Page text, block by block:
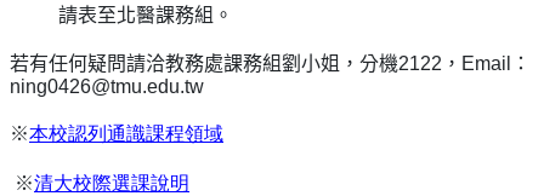
請表至北醫課務組。
若有任何疑問請洽教務處課務組劉小姐，分機2122，Email：
ning0426@tmu.edu.tw
※本校認列通識課程領域
※清大校際選課說明